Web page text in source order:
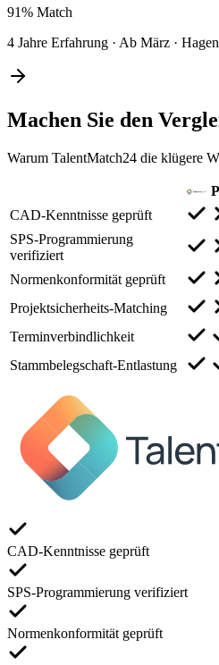
91% Match
4 Jahre Erfahrung · Ab März · Hagen
Machen Sie den
Warum TalentMatch24 die klügere
CAD-Kenntnisse geprüft
SPS-Programmierung
verifiziert
Normenkonformität geprüft
Projektsicherheits-Matching
Terminverbindlichkeit
Stammbelegschaft-Entlastung
CAD-Kenntnisse geprüft
SPS-Programmierung verifiziert
Normenkonformität geprüft